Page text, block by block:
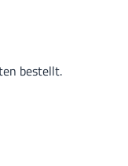
bestellt.